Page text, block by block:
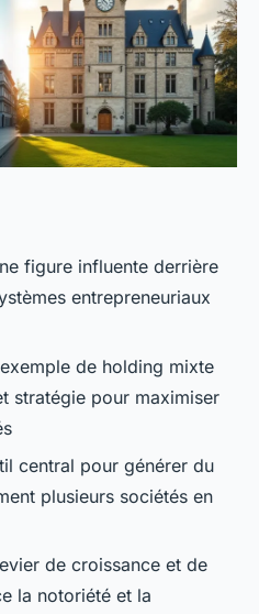
figure influente derrière
entrepreneuriaux
de holding mixte
stratégie pour maximiser
central pour générer du
plusieurs sociétés en
de croissance et de
la notoriété et la